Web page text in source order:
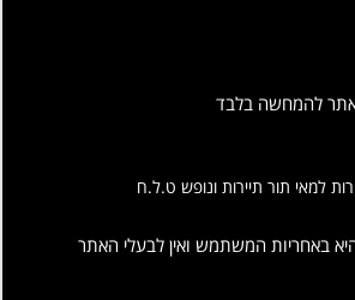
להמחשה בלבד
למאי תור תיירות ונופש ט.ל.ח
באחריות המשתמש ואין לבעלי האתר